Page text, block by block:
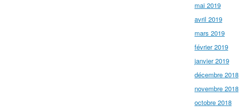
mai 2019
avril 2019
mars 2019
février 2019
janvier 2019
décembre 2018
novembre 2018
octobre 2018